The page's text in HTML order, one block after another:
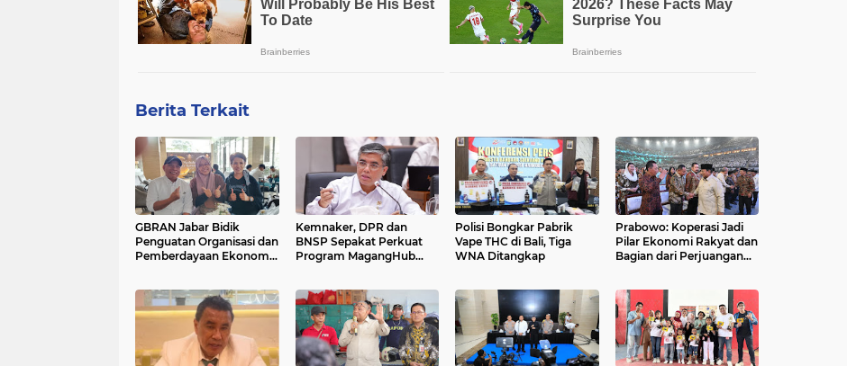
Berita Terkait
GBRAN Jabar Bidik
Penguatan Organisasi dan
Pemberdayaan Ekonomi
Kemnaker, DPR dan
BNSP Sepakat Perkuat
Program MagangHub
Polisi Bongkar Pabrik
Vape THC di Bali, Tiga
WNA Ditangkap
Prabowo: Koperasi Jadi
Pilar Ekonomi Rakyat dan
Bagian dari Perjuangan